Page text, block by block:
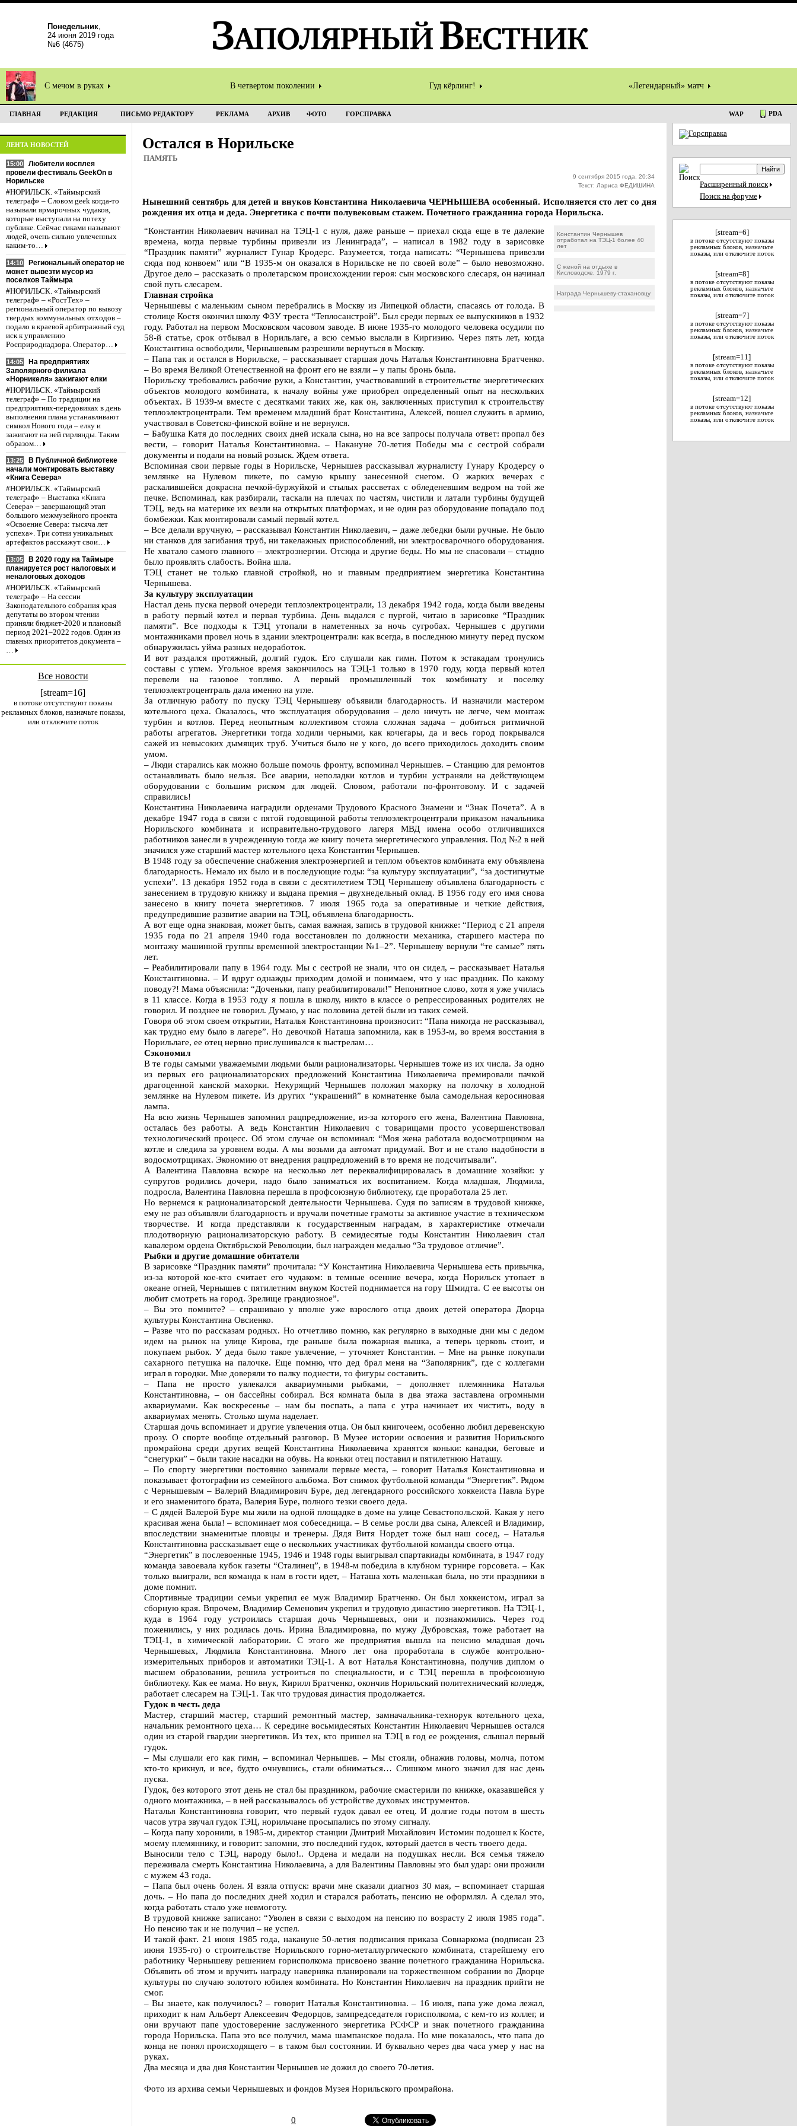
Понедельник,
24 июня 2019 года
№6 (4675)
С мечом в руках В четвертом поколении Гуд кёрлинг! «Легендарный» матч
ГЛАВНАЯ РЕДАКЦИЯ ПИСЬМО РЕДАКТОРУ РЕКЛАМА АРХИВ ФОТО ГОРСПРАВКА WAP PDA
ЛЕНТА НОВОСТЕЙ
15:00
Любители косплея
провели фестиваль GeekOn в
Норильске
#НОРИЛЬСК. «Таймырский
телеграф» – Словом geek когда-то
называли ярмарочных чудаков,
которые выступали на потеху
публике. Сейчас гиками называют
людей, очень сильно увлеченных
каким-то…
14:10
Региональный оператор не
может вывезти мусор из
поселков Таймыра
#НОРИЛЬСК. «Таймырский
телеграф» – «РостТех» –
региональный оператор по вывозу
твердых коммунальных отходов –
подало в краевой арбитражный суд
иск к управлению
Росприроднадзора. Оператор…
14:05
На предприятиях
Заполярного филиала
«Норникеля» зажигают елки
#НОРИЛЬСК. «Таймырский
телеграф» – По традиции на
предприятиях-передовиках в день
выполнения плана устанавливают
символ Нового года – елку и
зажигают на ней гирлянды. Таким
образом…
13:25
В Публичной библиотеке
начали монтировать выставку
«Книга Севера»
#НОРИЛЬСК. «Таймырский
телеграф» – Выставка «Книга
Севера» – завершающий этап
большого межмузейного проекта
«Освоение Севера: тысяча лет
успеха». Три сотни уникальных
артефактов расскажут свои…
13:05
В 2020 году на Таймыре
планируется рост налоговых и
неналоговых доходов
#НОРИЛЬСК. «Таймырский
телеграф» – На сессии
Законодательного собрания края
депутаты во втором чтении
приняли бюджет-2020 и плановый
период 2021–2022 годов. Один из
главных приоритетов документа –
…
Все новости
[stream=16]
в потоке отсутствуют показы
рекламных блоков, назначьте показы,
или отключите поток
Остался в Норильске
ПАМЯТЬ
9 сентября 2015 года, 20:34
Текст: Лариса ФЕДИШИНА
Нынешний сентябрь для детей и внуков Константина Николаевича ЧЕРНЫШЕВА особенный. Исполняется сто лет со дня
рождения их отца и деда. Энергетика с почти полувековым стажем. Почетного гражданина города Норильска.
“Константин Николаевич начинал на ТЭЦ-1 с нуля, даже раньше – приехал сюда еще в те далекие
времена, когда первые турбины привезли из Ленинграда”, – написал в 1982 году в зарисовке
“Праздник памяти” журналист Гунар Кродерс. Разумеется, тогда написать: “Чернышева привезли
сюда под конвоем” или “В 1935-м он оказался в Норильске не по своей воле” – было невозможно.
Другое дело – рассказать о пролетарском происхождении героя: сын московского слесаря, он начинал
свой путь слесарем.
Главная стройка
Чернышевы с маленьким сыном перебрались в Москву из Липецкой области, спасаясь от голода. В
столице Костя окончил школу ФЗУ треста “Теплосанстрой”. Был среди первых ее выпускников в 1932
году. Работал на первом Московском часовом заводе. В июне 1935-го молодого человека осудили по
58-й статье, срок отбывал в Норильлаге, а всю семью выслали в Киргизию. Через пять лет, когда
Константина освободили, Чернышевым разрешили вернуться в Москву.
– Папа так и остался в Норильске, – рассказывает старшая дочь Наталья Константиновна Братченко.
– Во время Великой Отечественной на фронт его не взяли – у папы бронь была.
Норильску требовались рабочие руки, а Константин, участвовавший в строительстве энергетических
объектов молодого комбината, к началу войны уже приобрел определенный опыт на нескольких
объектах. В 1939-м вместе с десятками таких же, как он, заключенных приступил к строительству
теплоэлектроцентрали. Тем временем младший брат Константина, Алексей, пошел служить в армию,
участвовал в Советско-финской войне и не вернулся.
– Бабушка Катя до последних своих дней искала сына, но на все запросы получала ответ: пропал без
вести, – говорит Наталья Константиновна. – Накануне 70-летия Победы мы с сестрой собрали
документы и подали на новый розыск. Ждем ответа.
Вспоминая свои первые годы в Норильске, Чернышев рассказывал журналисту Гунару Кродерсу о
землянке на Нулевом пикете, по самую крышу занесенной снегом. О жарких вечерах с
раскалившейся докрасна печкой-буржуйкой и стылых рассветах с обледеневшим ведром на той же
печке. Вспоминал, как разбирали, таскали на плечах по частям, чистили и латали турбины будущей
ТЭЦ, ведь на материке их везли на открытых платформах, и не один раз оборудование попадало под
бомбежки. Как монтировали самый первый котел.
– Все делали вручную, – рассказывал Константин Николаевич, – даже лебедки были ручные. Не было
ни станков для загибания труб, ни такелажных приспособлений, ни электросварочного оборудования.
Не хватало самого главного – электроэнергии. Отсюда и другие беды. Но мы не спасовали – стыдно
было проявлять слабость. Война шла.
ТЭЦ станет не только главной стройкой, но и главным предприятием энергетика Константина
Чернышева.
За культуру эксплуатации
Настал день пуска первой очереди теплоэлектроцентрали, 13 декабря 1942 года, когда были введены
в работу первый котел и первая турбина. День выдался с пургой, читаю в зарисовке “Праздник
памяти”. Все подходы к ТЭЦ утопали в наметенных за ночь сугробах. Чернышев с другими
монтажниками провел ночь в здании электроцентрали: как всегда, в последнюю минуту перед пуском
обнаружилась уйма разных недоработок.
И вот раздался протяжный, долгий гудок. Его слушали как гимн. Потом к эстакадам тронулись
составы с углем. Угольное время закончилось на ТЭЦ-1 только в 1970 году, когда первый котел
перевели на газовое топливо. А первый промышленный ток комбинату и поселку
теплоэлектроцентраль дала именно на угле.
За отличную работу по пуску ТЭЦ Чернышеву объявили благодарность. И назначили мастером
котельного цеха. Оказалось, что эксплуатация оборудования – дело ничуть не легче, чем монтаж
турбин и котлов. Перед неопытным коллективом стояла сложная задача – добиться ритмичной
работы агрегатов. Энергетики тогда ходили черными, как кочегары, да и весь город покрывался
сажей из невысоких дымящих труб. Учиться было не у кого, до всего приходилось доходить своим
умом.
– Люди старались как можно больше помочь фронту, вспоминал Чернышев. – Станцию для ремонтов
останавливать было нельзя. Все аварии, неполадки котлов и турбин устраняли на действующем
оборудовании с большим риском для людей. Словом, работали по-фронтовому. И с задачей
справились!
Константина Николаевича наградили орденами Трудового Красного Знамени и “Знак Почета”. А в
декабре 1947 года в связи с пятой годовщиной работы теплоэлектроцентрали приказом начальника
Норильского комбината и исправительно-трудового лагеря МВД имена особо отличившихся
работников занесли в учрежденную тогда же книгу почета энергетического управления. Под №2 в ней
значился уже старший мастер котельного цеха Константин Чернышев.
В 1948 году за обеспечение снабжения электроэнергией и теплом объектов комбината ему объявлена
благодарность. Немало их было и в последующие годы: “за культуру эксплуатации”, “за достигнутые
успехи”. 13 декабря 1952 года в связи с десятилетием ТЭЦ Чернышеву объявлена благодарность с
занесением в трудовую книжку и выдана премия – двухнедельный оклад. В 1956 году его имя снова
занесено в книгу почета энергетиков. 7 июля 1965 года за оперативные и четкие действия,
предупредившие развитие аварии на ТЭЦ, объявлена благодарность.
А вот еще одна знаковая, может быть, самая важная, запись в трудовой книжке: “Период с 21 апреля
1935 года по 21 апреля 1940 года восстановлен по должности механика, старшего мастера по
монтажу машинной группы временной электростанции №1–2”. Чернышеву вернули “те самые” пять
лет.
– Реабилитировали папу в 1964 году. Мы с сестрой не знали, что он сидел, – рассказывает Наталья
Константиновна. – И вдруг однажды приходим домой и понимаем, что у нас праздник. По какому
поводу?! Мама объяснила: “Доченьки, папу реабилитировали!” Непонятное слово, хотя я уже училась
в 11 классе. Когда в 1953 году я пошла в школу, никто в классе о репрессированных родителях не
говорил. И позднее не говорил. Думаю, у нас половина детей были из таких семей.
Говоря об этом своем открытии, Наталья Константиновна произносит: “Папа никогда не рассказывал,
как трудно ему было в лагере”. Но девочкой Наташа запомнила, как в 1953-м, во время восстания в
Норильлаге, ее отец нервно прислушивался к выстрелам…
Сэкономил
В те годы самыми уважаемыми людьми были рационализаторы. Чернышев тоже из их числа. За одно
из первых его рационализаторских предложений Константина Николаевича премировали пачкой
драгоценной канской махорки. Некурящий Чернышев положил махорку на полочку в холодной
землянке на Нулевом пикете. Из других “украшений” в комнатенке была самодельная керосиновая
лампа.
На всю жизнь Чернышев запомнил рацпредложение, из-за которого его жена, Валентина Павловна,
осталась без работы. А ведь Константин Николаевич с товарищами просто усовершенствовал
технологический процесс. Об этом случае он вспоминал: “Моя жена работала водосмотрщиком на
котле и следила за уровнем воды. А мы возьми да автомат придумай. Вот и не стало надобности в
водосмотрщиках. Экономию от внедрения рацпредложений в то время не подсчитывали”.
А Валентина Павловна вскоре на несколько лет переквалифицировалась в домашние хозяйки: у
супругов родились дочери, надо было заниматься их воспитанием. Когда младшая, Людмила,
подросла, Валентина Павловна перешла в профсоюзную библиотеку, где проработала 25 лет.
Но вернемся к рационализаторской деятельности Чернышева. Судя по записям в трудовой книжке,
ему не раз объявляли благодарность и вручали почетные грамоты за активное участие в техническом
творчестве. И когда представляли к государственным наградам, в характеристике отмечали
плодотворную рационализаторскую работу. В семидесятые годы Константин Николаевич стал
кавалером ордена Октябрьской Революции, был награжден медалью “За трудовое отличие”.
Рыбки и другие домашние обитатели
В зарисовке “Праздник памяти” прочитала: “У Константина Николаевича Чернышева есть привычка,
из-за которой кое-кто считает его чудаком: в темные осенние вечера, когда Норильск утопает в
океане огней, Чернышев с пятилетним внуком Костей поднимается на гору Шмидта. С ее высоты он
любит смотреть на город. Зрелище грандиозное”.
– Вы это помните? – спрашиваю у вполне уже взрослого отца двоих детей оператора Дворца
культуры Константина Овсиенко.
– Разве что по рассказам родных. Но отчетливо помню, как регулярно в выходные дни мы с дедом
идем на рынок на улице Кирова, где раньше была пожарная вышка, а теперь церковь стоит, и
покупаем рыбок. У деда было такое увлечение, – уточняет Константин. – Мне на рынке покупали
сахарного петушка на палочке. Еще помню, что дед брал меня на “Заполярник”, где с коллегами
играл в городки. Мне доверяли то палку поднести, то фигуры составить.
– Папа не просто увлекался аквариумными рыбками, – дополняет племянника Наталья
Константиновна, – он бассейны собирал. Вся комната была в два этажа заставлена огромными
аквариумами. Как воскресенье – нам бы поспать, а папа с утра начинает их чистить, воду в
аквариумах менять. Столько шума наделает.
Старшая дочь вспоминает и другие увлечения отца. Он был книгочеем, особенно любил деревенскую
прозу. О спорте вообще отдельный разговор. В Музее истории освоения и развития Норильского
промрайона среди других вещей Константина Николаевича хранятся коньки: канадки, беговые и
“снегурки” – были такие насадки на обувь. На коньки отец поставил и пятилетнюю Наташу.
– По спорту энергетики постоянно занимали первые места, – говорит Наталья Константиновна и
показывает фотографии из семейного альбома. Вот снимок футбольной команды “Энергетик”. Рядом
с Чернышевым – Валерий Владимирович Буре, дед легендарного российского хоккеиста Павла Буре
и его знаменитого брата, Валерия Буре, полного тезки своего деда.
– С дядей Валерой Буре мы жили на одной площадке в доме на улице Севастопольской. Какая у него
красивая жена была! – вспоминает моя собеседница. – В семье росли два сына, Алексей и Владимир,
впоследствии знаменитые пловцы и тренеры. Дядя Витя Нордет тоже был наш сосед, – Наталья
Константиновна рассказывает еще о нескольких участниках футбольной команды своего отца.
“Энергетик” в послевоенные 1945, 1946 и 1948 годы выигрывал спартакиады комбината, в 1947 году
команда завоевала кубок газеты “Сталинец”, в 1948-м победила в клубном турнире горсовета. – Как
только выиграли, вся команда к нам в гости идет, – Наташа хоть маленькая была, но эти праздники в
доме помнит.
Спортивные традиции семьи укрепил ее муж Владимир Братченко. Он был хоккеистом, играл за
сборную края. Впрочем, Владимир Семенович укрепил и трудовую династию энергетиков. На ТЭЦ-1,
куда в 1964 году устроилась старшая дочь Чернышевых, они и познакомились. Через год
поженились, у них родилась дочь. Ирина Владимировна, по мужу Дубровская, тоже работает на
ТЭЦ-1, в химической лаборатории. С этого же предприятия вышла на пенсию младшая дочь
Чернышевых, Людмила Константиновна. Много лет она проработала в службе контрольно-
измерительных приборов и автоматики ТЭЦ-1. А вот Наталья Константиновна, получив диплом о
высшем образовании, решила устроиться по специальности, и с ТЭЦ перешла в профсоюзную
библиотеку. Как ее мама. Но внук, Кирилл Братченко, окончив Норильский политехнический колледж,
работает слесарем на ТЭЦ-1. Так что трудовая династия продолжается.
Гудок в честь деда
Мастер, старший мастер, старший ремонтный мастер, замначальника-технорук котельного цеха,
начальник ремонтного цеха… К середине восьмидесятых Константин Николаевич Чернышев остался
один из старой гвардии энергетиков. Из тех, кто пришел на ТЭЦ в год ее рождения, слышал первый
гудок.
– Мы слушали его как гимн, – вспоминал Чернышев. – Мы стояли, обнажив головы, молча, потом
кто-то крикнул, и все, будто очнувшись, стали обниматься… Слишком много значил для нас день
пуска.
Гудок, без которого этот день не стал бы праздником, рабочие смастерили по книжке, оказавшейся у
одного монтажника, – в ней рассказывалось об устройстве духовых инструментов.
Наталья Константиновна говорит, что первый гудок давал ее отец. И долгие годы потом в шесть
часов утра звучал гудок ТЭЦ, норильчане просыпались по этому сигналу.
– Когда папу хоронили, в 1985-м, директор станции Дмитрий Михайлович Истомин подошел к Косте,
моему племяннику, и говорит: запомни, это последний гудок, который дается в честь твоего деда.
Выносили тело с ТЭЦ, народу было!.. Ордена и медали на подушках несли. Вся семья тяжело
переживала смерть Константина Николаевича, а для Валентины Павловны это был удар: они прожили
с мужем 43 года.
– Папа был очень болен. Я взяла отпуск: врачи мне сказали диагноз 30 мая, – вспоминает старшая
дочь. – Но папа до последних дней ходил и старался работать, пенсию не оформлял. А сделал это,
когда работать стало уже невмоготу.
В трудовой книжке записано: “Уволен в связи с выходом на пенсию по возрасту 2 июля 1985 года”.
Но пенсию так и не получил – не успел.
И такой факт. 21 июня 1985 года, накануне 50-летия подписания приказа Совнаркома (подписан 23
июня 1935-го) о строительстве Норильского горно-металлургического комбината, старейшему его
работнику Чернышеву решением горисполкома присвоено звание почетного гражданина Норильска.
Объявить об этом и вручить награду наверняка планировали на торжественном собрании во Дворце
культуры по случаю золотого юбилея комбината. Но Константин Николаевич на праздник прийти не
смог.
– Вы знаете, как получилось? – говорит Наталья Константиновна. – 16 июля, папа уже дома лежал,
приходит к нам Альберт Алексеевич Федорцов, зампредседателя горисполкома, с кем-то из коллег, и
они вручают папе удостоверение заслуженного энергетика РСФСР и знак почетного гражданина
города Норильска. Папа это все получил, мама шампанское подала. Но мне показалось, что папа до
конца не понял происходящего – в таком был состоянии. И буквально через два часа умер у нас на
руках.
Два месяца и два дня Константин Чернышев не дожил до своего 70-летия.
Фото из архива семьи Чернышевых и фондов Музея Норильского промрайона.
Константин Чернышев
отработал на ТЭЦ-1 более 40
лет
С женой на отдыхе в
Кисловодске. 1979 г.
Награда Чернышеву-стахановцу
0
Расширенный поиск
Поиск на форуме
[stream=6]
в потоке отсутствуют показы
рекламных блоков, назначьте
показы, или отключите поток
[stream=8]
в потоке отсутствуют показы
рекламных блоков, назначьте
показы, или отключите поток
[stream=7]
в потоке отсутствуют показы
рекламных блоков, назначьте
показы, или отключите поток
[stream=11]
в потоке отсутствуют показы
рекламных блоков, назначьте
показы, или отключите поток
[stream=12]
в потоке отсутствуют показы
рекламных блоков, назначьте
показы, или отключите поток